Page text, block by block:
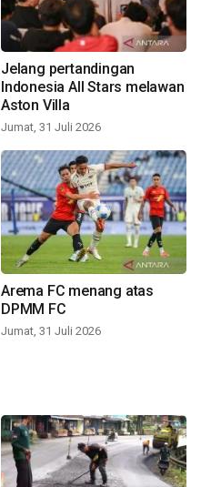
Jelang pertandingan
Indonesia All Stars melawan
Aston Villa
Jumat, 31 Juli 2026
Arema FC menang atas
DPMM FC
Jumat, 31 Juli 2026